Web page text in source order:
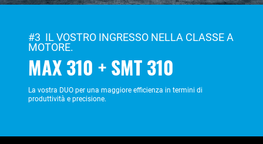
#3 IL VOSTRO INGRESSO NELLA CLASSE A
MOTORE.
MAX 310 + SMT 310
La vostra DUO per una maggiore efficienza in termini di
produttività e precisione.